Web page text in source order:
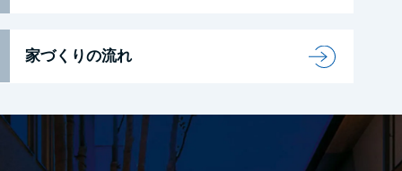
家づくりの流れ